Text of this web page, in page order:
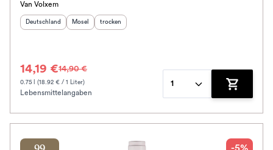
Van Volxem
Herkunftsland
Deutschland Herkunftsregion:
Mosel Geschmack
trocken
14,19 €14,90 €
0.75 l (18.92 € / 1 Liter)
Lebensmittelangaben
1
Zum